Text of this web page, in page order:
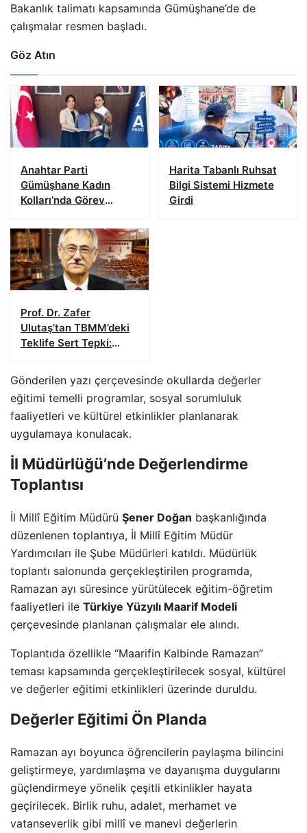
Bakanlık talimatı kapsamında Gümüşhane’de de
çalışmalar resmen başladı.
Göz Atın
Anahtar Parti
Gümüşhane Kadın
Kolları’nda Görev
Harita Tabanlı Ruhsat
Bilgi Sistemi Hizmete
Girdi
Prof. Dr. Zafer
Ulutaş’tan TBMM’deki
Teklife Sert Tepki:
Gönderilen yazı çerçevesinde okullarda değerler
eğitimi temelli programlar, sosyal sorumluluk
faaliyetleri ve kültürel etkinlikler planlanarak
uygulamaya konulacak.
İl Müdürlüğü’nde Değerlendirme
Toplantısı
İl Millî Eğitim Müdürü Şener Doğan başkanlığında
düzenlenen toplantıya, İl Millî Eğitim Müdür
Yardımcıları ile Şube Müdürleri katıldı. Müdürlük
toplantı salonunda gerçekleştirilen programda,
Ramazan ayı süresince yürütülecek eğitim-öğretim
faaliyetleri ile Türkiye Yüzyılı Maarif Modeli
çerçevesinde planlanan çalışmalar ele alındı.
Toplantıda özellikle “Maarifin Kalbinde Ramazan”
teması kapsamında gerçekleştirilecek sosyal, kültürel
ve değerler eğitimi etkinlikleri üzerinde duruldu.
Değerler Eğitimi Ön Planda
Ramazan ayı boyunca öğrencilerin paylaşma bilincini
geliştirmeye, yardımlaşma ve dayanışma duygularını
güçlendirmeye yönelik çeşitli etkinlikler hayata
geçirilecek. Birlik ruhu, adalet, merhamet ve
vatanseverlik gibi millî ve manevi değerlerin